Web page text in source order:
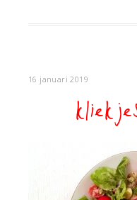
16 januari 2019